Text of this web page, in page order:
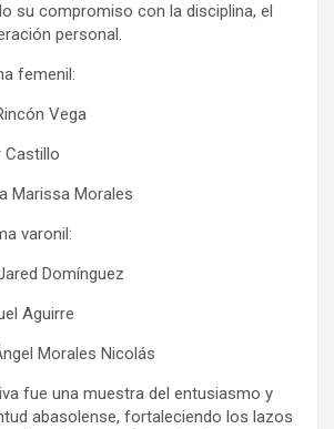
su compromiso con la disciplina, el
personal.
femenil:
Vega
Castillo
Marissa Morales
varonil:
Domínguez
Aguirre
Morales Nicolás
fue una muestra del entusiasmo y
abasolense, fortaleciendo los lazos